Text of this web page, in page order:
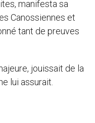
manifesta sa
Canossiennes et
tant de preuves
jouissait de la
lui assurait.